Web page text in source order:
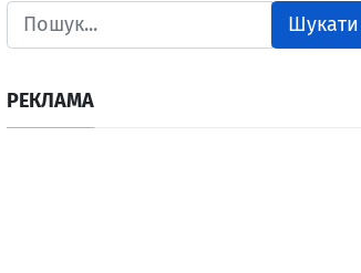
Шукати
РЕКЛАМА